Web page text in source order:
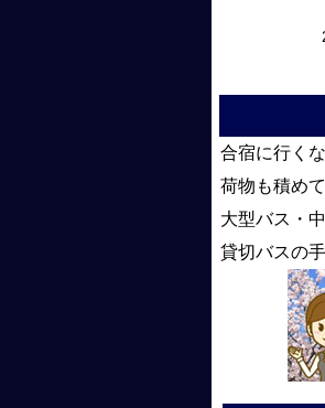
合宿に行く
荷物も積め
大型バス・
貸切バスの